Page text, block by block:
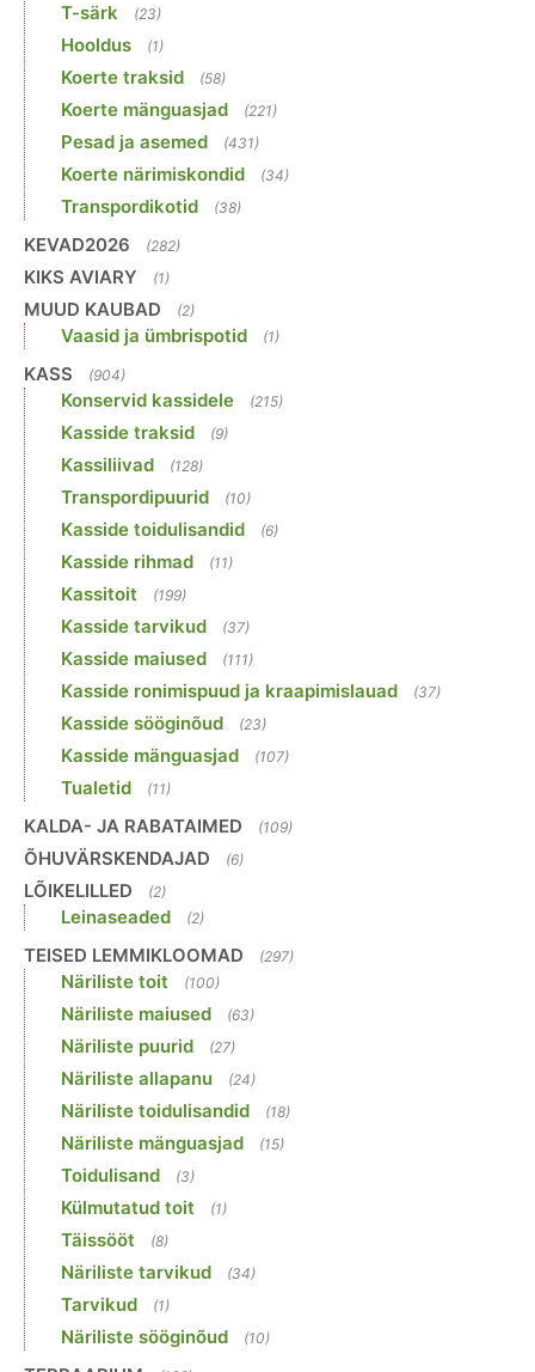
T-särk (23)
Hooldus (1)
Koerte traksid (58)
Koerte mänguasjad (221)
Pesad ja asemed (431)
Koerte närimiskondid (34)
Transpordikotid (38)
KEVAD2026 (282)
KIKS AVIARY (1)
MUUD KAUBAD (2)
Vaasid ja ümbrispotid (1)
KASS (904)
Konservid kassidele (215)
Kasside traksid (9)
Kassiliivad (128)
Transpordipuurid (10)
Kasside toidulisandid (6)
Kasside rihmad (11)
Kassitoit (199)
Kasside tarvikud (37)
Kasside maiused (111)
Kasside ronimispuud ja kraapimislauad (37)
Kasside sööginõud (23)
Kasside mänguasjad (107)
Tualetid (11)
KALDA- JA RABATAIMED (109)
ÕHUVÄRSKENDAJAD (6)
LÕIKELILLED (2)
Leinaseaded (2)
TEISED LEMMIKLOOMAD (297)
Näriliste toit (100)
Näriliste maiused (63)
Näriliste puurid (27)
Näriliste allapanu (24)
Näriliste toidulisandid (18)
Näriliste mänguasjad (15)
Toidulisand (3)
Külmutatud toit (1)
Täissööt (8)
Näriliste tarvikud (34)
Tarvikud (1)
Näriliste sööginõud (10)